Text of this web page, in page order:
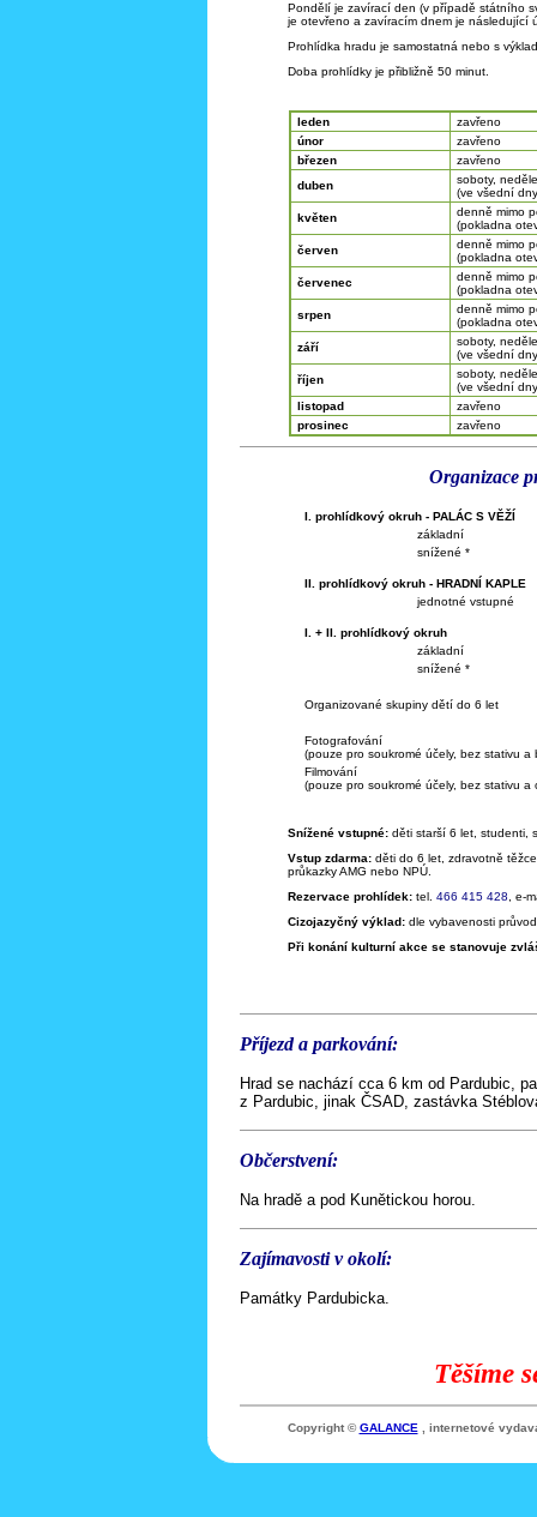
Pondělí je zavírací den (v případě státního
je otevřeno a zavíracím dnem je následující
Prohlídka hradu je samostatná nebo s
Doba prohlídky je přibližně 50 minut.
leden
zavřeno
únor
zavřeno
březen
zavřeno
duben
soboty,
(ve všední
květen
denně mimo
(pokladna
červen
denně mimo
(pokladna
červenec
denně mimo
(pokladna
srpen
denně mimo
(pokladna
září
soboty,
(ve všední
říjen
soboty,
(ve všední
listopad
zavřeno
prosinec
zavřeno
Organizace
I. prohlídkový okruh - PALÁC S VĚŽÍ
základní
snížené *
II. prohlídkový okruh - HRADNÍ KAPLE
jednotné vstupné
I. + II. prohlídkový okruh
základní
snížené *
Organizované skupiny dětí do 6 let
Fotografování
(pouze pro soukromé účely, bez stativu a
Filmování
(pouze pro soukromé účely, bez stativu a
Snížené vstupné: děti starší 6 let, studenti,
Vstup zdarma: děti do 6 let, zdravotně
průkazky AMG nebo NPÚ.
Rezervace prohlídek: tel. 466 415 428 , e-
Cizojazyčný výklad: dle vybavenosti
Při konání kulturní akce se stanovuje
Příjezd a parkování:
Hrad se nachází cca 6 km od Pardubic,
z Pardubic, jinak ČSAD, zastávka
Občerstvení:
Na hradě a pod Kunětickou horou.
Zajímavosti v okolí:
Památky Pardubicka.
Těšíme
Copyright ©GALANCE , internetové